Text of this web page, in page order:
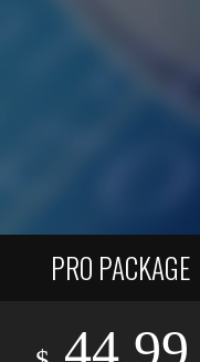
PRO PACKAGE